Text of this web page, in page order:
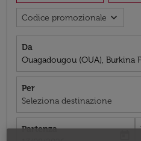
Codice promozionale expand_more
Da
Ouagadougou (OUA), Burkina
Per
Seleziona destinazione
Partenza